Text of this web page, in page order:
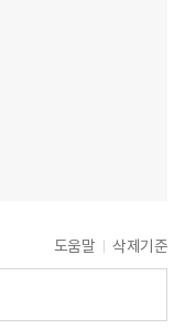
도움말 삭제기준